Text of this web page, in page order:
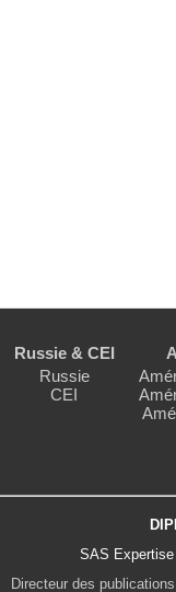
Russie & CEI
Russie
CEI
SAS Expertise
Directeur des